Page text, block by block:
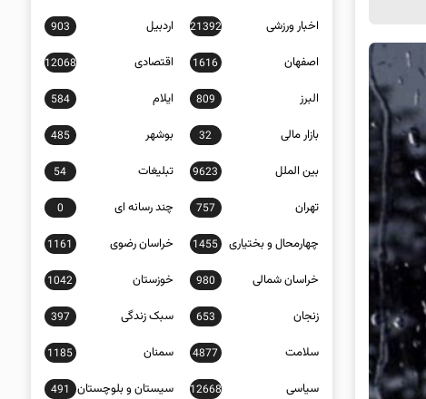
اخبار ورزشی 21392 اردبیل 903
اصفهان 1616 اقتصادی 12068
البرز 809 ایلام 584
بازار مالی 32 بوشهر 485
بین الملل 9623 تبلیغات 54
تهران 757 چند رسانه ای 0
چهارمحال و بختیاری 1455 خراسان رضوی 1161
خراسان شمالی 980 خوزستان 1042
زنجان 653 سبک زندگی 397
سلامت 4877 سمنان 1185
سیاسی 12668 سیستان و بلوچستان 491